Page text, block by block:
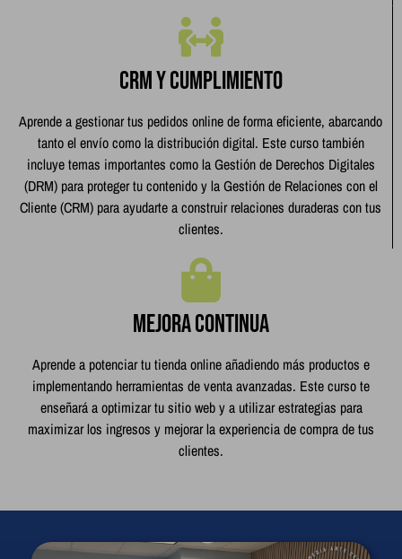
CRM y cumplimiento
Aprende a gestionar tus pedidos online de forma eficiente, abarcando
tanto el envío como la distribución digital. Este curso también
incluye temas importantes como la Gestión de Derechos Digitales
(DRM) para proteger tu contenido y la Gestión de Relaciones con el
Cliente (CRM) para ayudarte a construir relaciones duraderas con tus
clientes.
Mejora continua
Aprende a potenciar tu tienda online añadiendo más productos e
implementando herramientas de venta avanzadas. Este curso te
enseñará a optimizar tu sitio web y a utilizar estrategias para
maximizar los ingresos y mejorar la experiencia de compra de tus
clientes.